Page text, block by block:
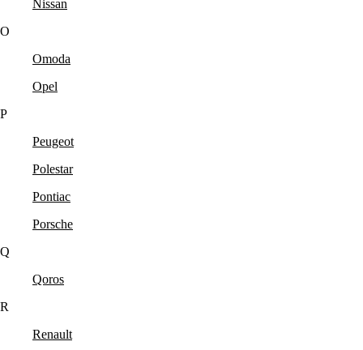
Nissan
O
Omoda
Opel
P
Peugeot
Polestar
Pontiac
Porsche
Q
Qoros
R
Renault